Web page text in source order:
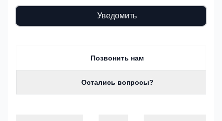
Уведомить
Позвонить нам
Остались вопросы?